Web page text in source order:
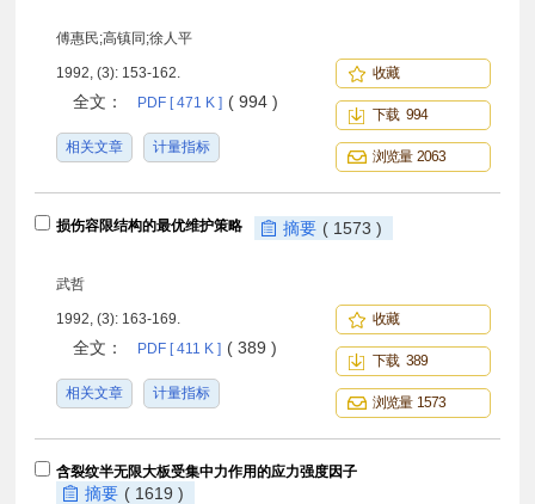
傅惠民;高镇同;徐人平
1992, (3): 153-162.
全文： PDF [ 471 K ] ( 994 )
相关文章 计量指标
收藏
下载 994
浏览量 2063
损伤容限结构的最优维护策略 摘要 ( 1573 )
武哲
1992, (3): 163-169.
全文： PDF [ 411 K ] ( 389 )
相关文章 计量指标
收藏
下载 389
浏览量 1573
含裂纹半无限大板受集中力作用的应力强度因子
摘要 ( 1619 )